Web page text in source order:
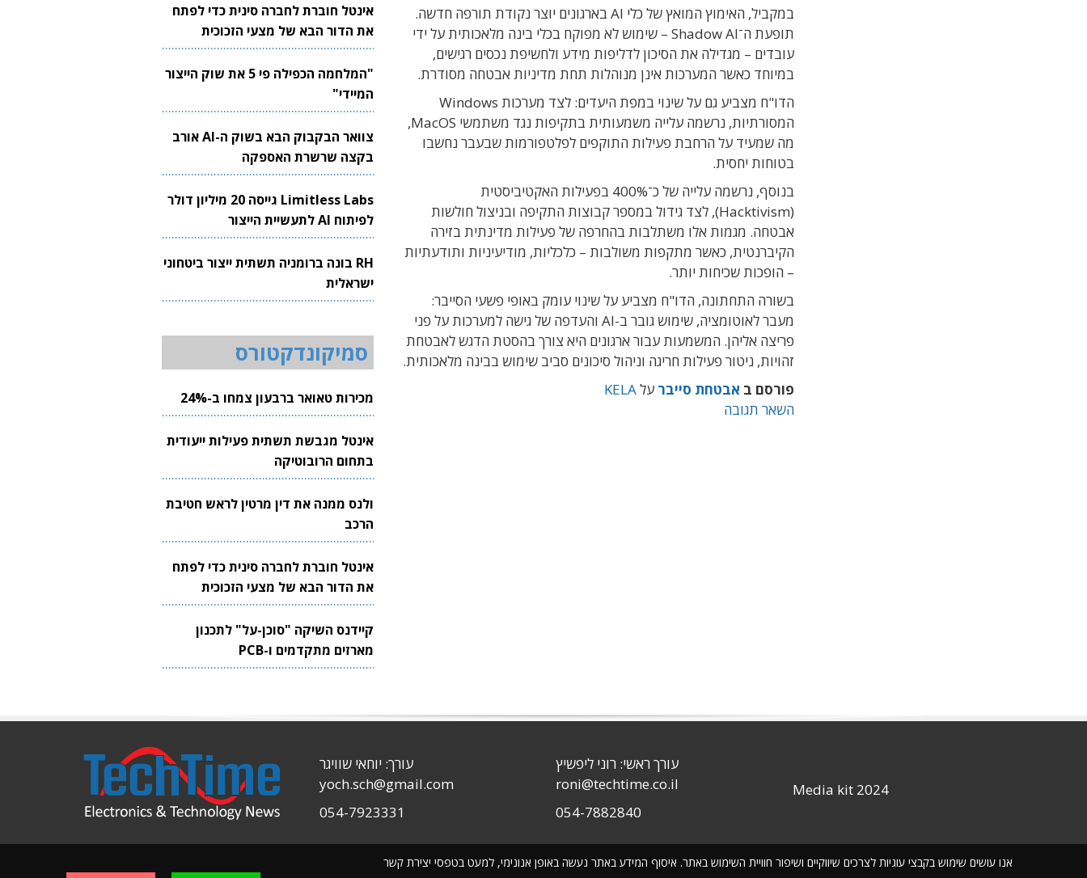
במקביל, האימוץ המואץ של כלי AI בארגונים יוצר נקודת תורפה חדשה.
תופעת ה־Shadow AI – שימוש לא מפוקח בכלי בינה מלאכותית על ידי
עובדים – מגדילה את הסיכון לדליפות מידע ולחשיפת נכסים רגישים,
במיוחד כאשר המערכות אינן מנוהלות תחת מדיניות אבטחה מסודרת.
הדו"ח מצביע גם על שינוי במפת היעדים: לצד מערכות Windows
המסורתיות, נרשמה עלייה משמעותית בתקיפות נגד משתמשי MacOS,
מה שמעיד על הרחבת פעילות התוקפים לפלטפורמות שבעבר נחשבו
בטוחות יחסית.
בנוסף, נרשמה עלייה של כ־400% בפעילות האקטיביסטית
(Hacktivism), לצד גידול במספר קבוצות התקיפה ובניצול חולשות
אבטחה. מגמות אלו משתלבות בהחרפה של פעילות מדינתית בזירה
הקיברנטית, כאשר מתקפות משולבות – כלכליות, מודיעיניות ותודעתיות
– הופכות שכיחות יותר.
בשורה התחתונה, הדו"ח מצביע על שינוי עומק באופי פשעי הסייבר:
מעבר לאוטומציה, שימוש גובר ב-AI והעדפה של גישה למערכות על פני
פריצה אליהן. המשמעות עבור ארגונים היא צורך בהסטת הדגש לאבטחת
זהויות, ניטור פעילות חריגה וניהול סיכונים סביב שימוש בבינה מלאכותית.
פורסם ב אבטחת סייבר עלKELA
השאר תגובה
אינטל חוברת לחברה סינית כדי לפתח
את הדור הבא של מצעי הזכוכית
לשבבים
"המלחמה הכפילה פי 5 את שוק הייצור
המיידי"
צוואר הבקבוק הבא בשוק ה-AI אורב
בקצה שרשרת האספקה
Limitless Labs גייסה 20 מיליון דולר
לפיתוח AI לתעשיית הייצור
RH בונה ברומניה תשתית ייצור ביטחוני
ישראלית
סמיקונדקטורס
מכירות טאואר ברבעון צמחו ב-24%
אינטל מגבשת תשתית פעילות ייעודית
בתחום הרובוטיקה
ולנס ממנה את דין מרטין לראש חטיבת
הרכב
אינטל חוברת לחברה סינית כדי לפתח
את הדור הבא של מצעי הזכוכית
לשבבים
קיידנס השיקה "סוכן-על" לתכנון
מארזים מתקדמים ו-PCB
אנו עושים שימוש בקבצי עוגיות לצרכים שיווקיים ושיפור חוויית השימוש באתר. איסוף המידע באתר נעשה באופן אנונימי, למעט בטפסי יצירת קשר
Media kit 2024
עורך ראשי: רוני ליפשיץ
roni@techtime.co.il
054-7882840
עורך: יוחאי שוויגר
yoch.sch@gmail.com
054-7923331